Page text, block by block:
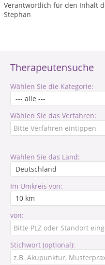
Therapeutensuche
Wählen Sie die Kategorie:
Wählen Sie das Verfahren:
Wählen Sie das Land:
Im Umkreis von:
von:
Stichwort (optional):
Verantwortlich für den Inhalt
Stephan